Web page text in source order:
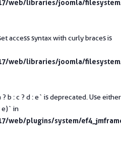
web/libraries/joomla/
access syntax with curly braces is
web/libraries/joomla/
b : c ? d : e` is deprecated. Use either
e)` in
web/plugins/system/